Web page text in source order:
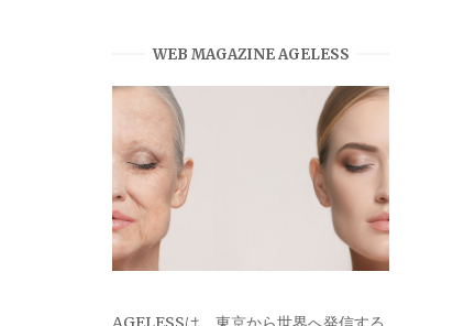
WEB MAGAZINE AGELESS